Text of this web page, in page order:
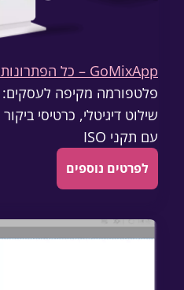
GoMixApp – כל הפתרונות הדיגיטליים במקום אחד
פלטפורמה מקיפה לעסקים:
שילוט דיגיטלי, כרטיסי
עם תקני ISO
לפרטים נוספים